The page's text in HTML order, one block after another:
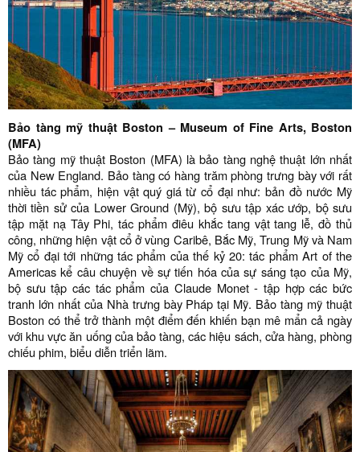
Bảo tàng mỹ thuật Boston – Museum of Fine Arts, Boston
(MFA)
Bảo tàng mỹ thuật Boston (MFA) là bảo tàng nghệ thuật lớn nhất
của New England. Bảo tàng có hàng trăm phòng trưng bày với rất
nhiều tác phẩm, hiện vật quý giá từ cổ đại như: bản đồ nước Mỹ
thời tiền sử của Lower Ground (Mỹ), bộ sưu tập xác ướp, bộ sưu
tập mặt nạ Tây Phi, tác phẩm điêu khắc tang vật tang lễ, đồ thủ
công, những hiện vật cổ ở vùng Caribê, Bắc Mỹ, Trung Mỹ và Nam
Mỹ cổ đại tới những tác phẩm của thế kỷ 20: tác phẩm Art of the
Americas kể câu chuyện về sự tiến hóa của sự sáng tạo của Mỹ,
bộ sưu tập các tác phẩm của Claude Monet - tập hợp các bức
tranh lớn nhất của Nhà trưng bày Pháp tại Mỹ. Bảo tàng mỹ thuật
Boston có thể trở thành một điểm đến khiến bạn mê mẩn cả ngày
với khu vực ăn uống của bảo tàng, các hiệu sách, cửa hàng, phòng
chiếu phim, biểu diễn triển lãm.